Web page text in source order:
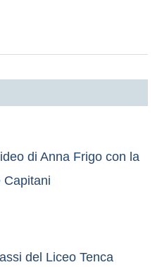
di Anna Frigo con la
Capitani
del Liceo Tenca